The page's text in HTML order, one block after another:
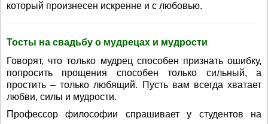
который произнесен искренне и с любовью.
Тосты на свадьбу о мудрецах и мудрости
Говорят, что только мудрец способен признать ошибку,
попросить прощения способен только сильный, а
простить – только любящий. Пусть вам всегда хватает
любви, силы и мудрости.
Профессор философии спрашивает у студентов на